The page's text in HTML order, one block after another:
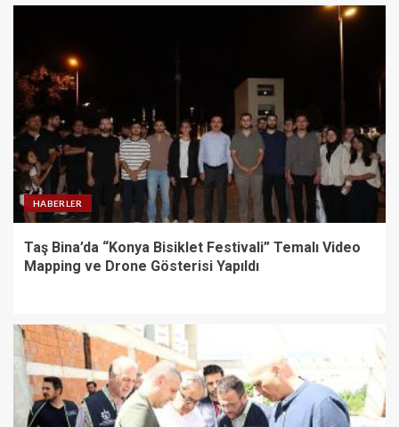
HABERLER
Taş Bina’da “Konya Bisiklet Festivali” Temalı Video
Mapping ve Drone Gösterisi Yapıldı